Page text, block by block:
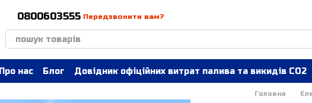
0800603555 Передзвонити вам?
Про нас Блог Довідник офіційних витрат палива та викидів СО2
Головна